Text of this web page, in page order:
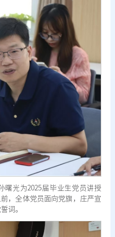
曙光为2025届毕业生党员讲授
，全体党员面向党旗，庄严宣
词。